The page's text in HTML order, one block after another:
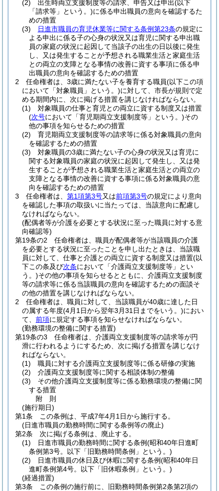
(2)
出生時両立支援制度等の請求、申告又は申出(以下
「請求等」という。)に係る申出職員の意向を確認するた
めの措置
(3)
日進市職員の育児休業等に関する条例第23条の規定に
よる申出に係る子の心身の状況又は育児に関する申出職
員の家庭の状況に起因して当該子の出生の日以後に発生
し、又は発生することが予想される職業生活と家庭生活
との両立の支障となる事情の改善に資する事項に係る申
出職員の意向を確認するための措置
2
任命権者は、3歳に満たない子を養育する職員(以下この項
において「対象職員」という。)に対して、市長が規則で定
める期間内に、次に掲げる措置を講じなければならない。
(1)
対象職員の仕事と育児との両立に資する制度又は措置
(次号において「育児期両立支援制度等」という。)その
他の事項を知らせるための措置
(2)
育児期両立支援制度等の請求等に係る対象職員の意向
を確認するための措置
(3)
対象職員の3歳に満たない子の心身の状況又は育児に
関する対象職員の家庭の状況に起因して発生し、又は発
生することが予想される職業生活と家庭生活との両立の
支障となる事情の改善に資する事項に係る対象職員の意
向を確認するための措置
3
任命権者は、 第1項第3号又は前項第3号の規定により意向
を確認した事項の取扱いに当たっては、当該意向に配慮し
なければならない。
(配偶者等が介護を必要とする状況に至った職員に対する意
向確認等)
第19条の2
任命権者は、職員が配偶者等が当該職員の介護
を必要とする状況に至ったことを申し出たときは、当該職
員に対して、仕事と介護との両立に資する制度又は措置(以
下この条及び次条において「介護両立支援制度等」とい
う。)その他の事項を知らせるとともに、介護両立支援制度
等の請求等に係る当該職員の意向を確認するための面談そ
の他の措置を講じなければならない。
2
任命権者は、職員に対して、当該職員が40歳に達した日
の属する年度(4月1日から翌年3月31日までをいう。)におい
て、 前項に規定する事項を知らせなければならない。
(勤務環境の整備に関する措置)
第19条の3
任命権者は、介護両立支援制度等の請求等が円
滑に行われるようにするため、次に掲げる措置を講じなけ
ればならない。
(1)
職員に対する介護両立支援制度等に係る研修の実施
(2)
介護両立支援制度等に関する相談体制の整備
(3)
その他介護両立支援制度等に係る勤務環境の整備に関
する措置
附 則
(施行期日)
第1条
この条例は、平成7年4月1日から施行する。
(日進市職員の勤務時間に関する条例等の廃止)
第2条
次に掲げる条例は、廃止する。
(1)
日進市職員の勤務時間に関する条例(昭和40年日進町
条例第3号。以下「旧勤務時間条例」という。)
(2)
日進市職員の休日及び休暇に関する条例(昭和40年日
進町条例第4号。以下「旧休暇条例」という。)
(経過措置)
第3条
この条例の施行前に、旧勤務時間条例第2条第2項の